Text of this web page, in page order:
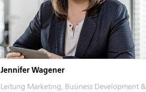
Jennifer Wagener
Leitung Marketing, Business Development &